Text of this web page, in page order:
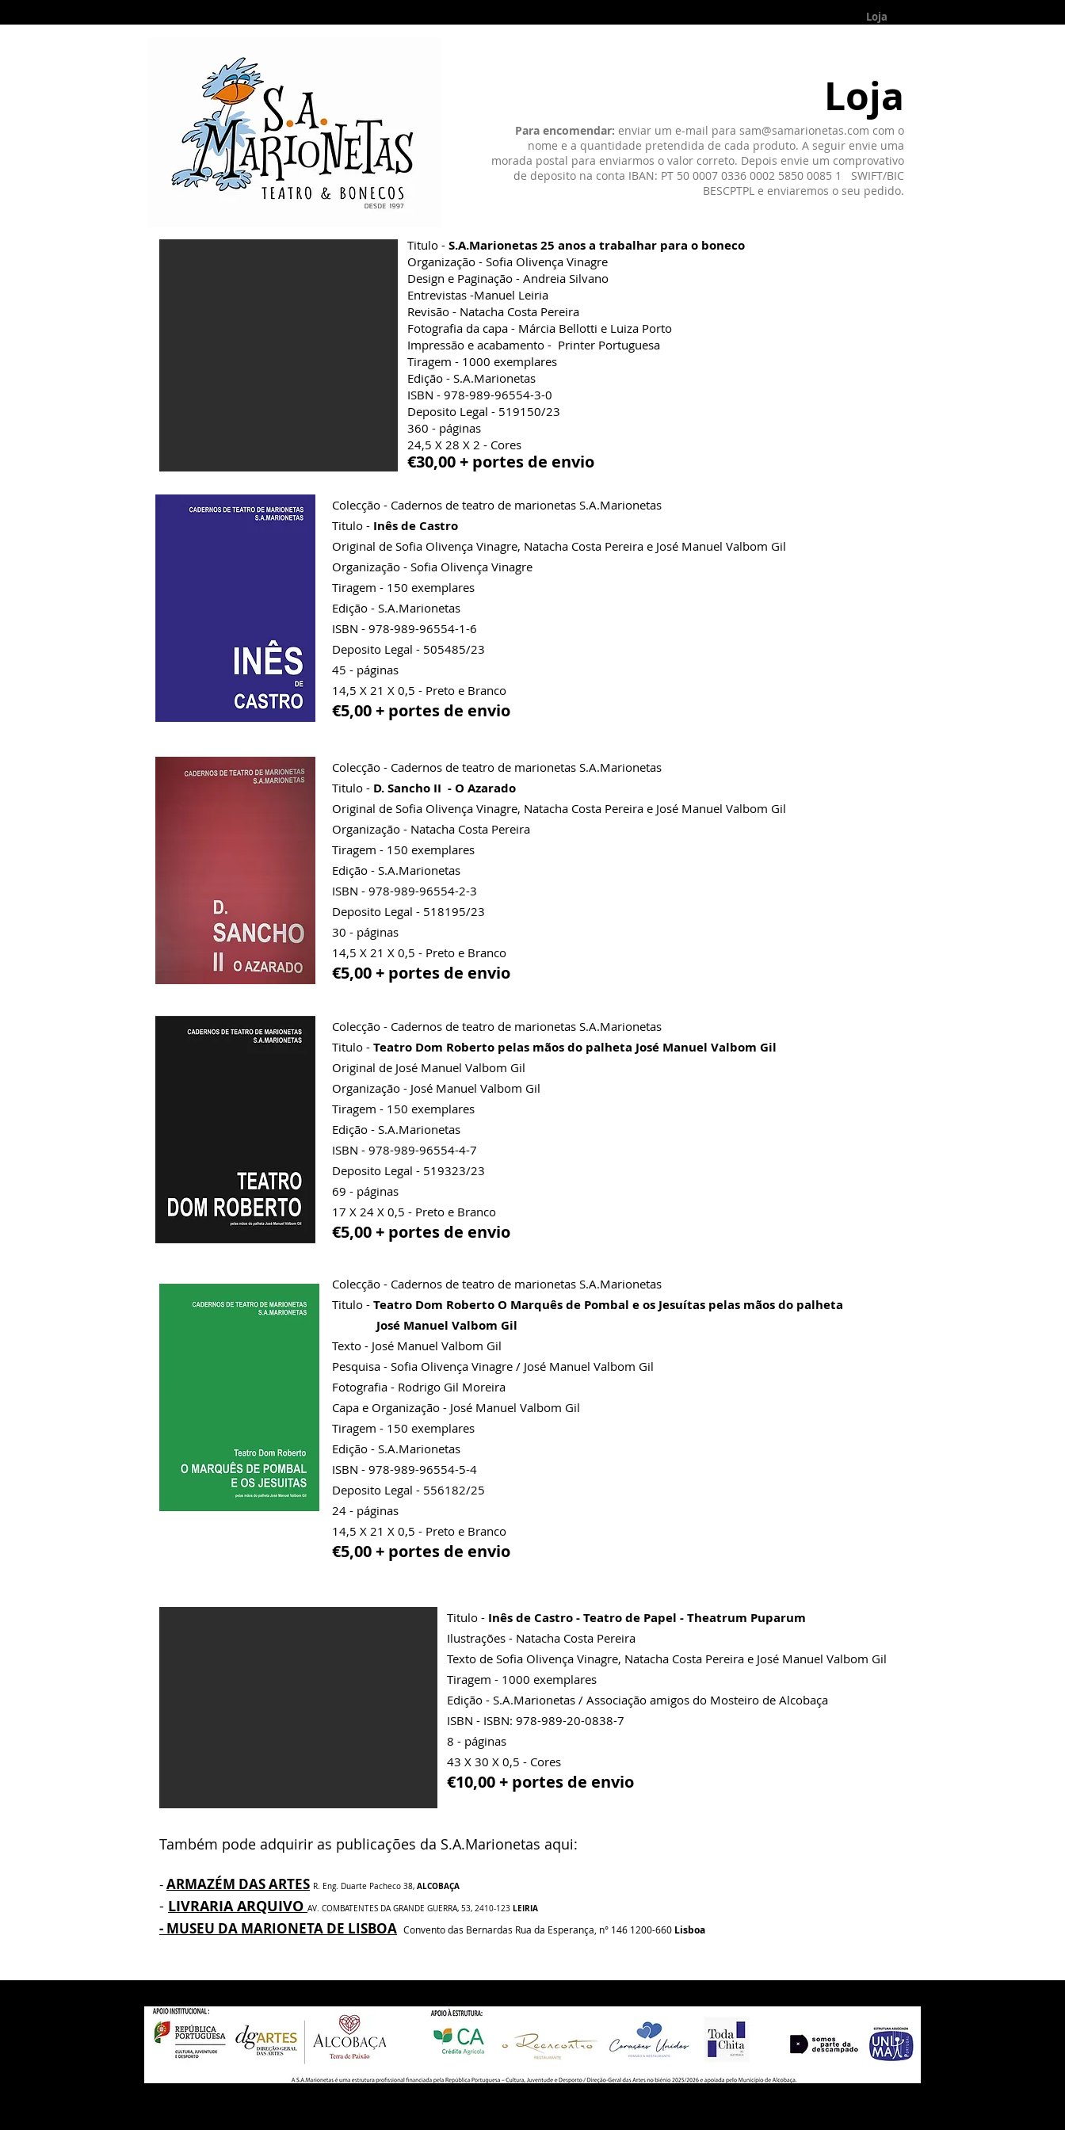
Loja
Loja
Para encomendar: enviar um e-mail para sam@samarionetas.com com o
nome e a quantidade pretendida de cada produto. A seguir envie uma
morada postal para enviarmos o valor correto. Depois envie um comprovativo
de deposito na conta IBAN: PT 50 0007 0336 0002 5850 0085 1 SWIFT/BIC
BESCPTPL e enviaremos o seu pedido.
Titulo - S.A.Marionetas 25 anos a trabalhar para o boneco
Organização - Sofia Olivença Vinagre
Design e Paginação - Andreia Silvano
Entrevistas -Manuel Leiria
Revisão - Natacha Costa Pereira
Fotografia da capa - Márcia Bellotti e Luiza Porto
Impressão e acabamento - Printer Portuguesa
Tiragem - 1000 exemplares
Edição - S.A.Marionetas
ISBN - 978-989-96554-3-0
Deposito Legal - 519150/23
360 - páginas
24,5 X 28 X 2 - Cores
€30,00 + portes de envio
Colecção - Cadernos de teatro de marionetas S.A.Marionetas
Titulo - Inês de Castro
Original de Sofia Olivença Vinagre, Natacha Costa Pereira e José Manuel Valbom Gil
Organização - Sofia Olivença Vinagre
Tiragem - 150 exemplares
Edição - S.A.Marionetas
ISBN - 978-989-96554-1-6
Deposito Legal - 505485/23
45 - páginas
14,5 X 21 X 0,5 - Preto e Branco
€5,00 + portes de envio
Colecção - Cadernos de teatro de marionetas S.A.Marionetas
Titulo - D. Sancho II - O Azarado
Original de Sofia Olivença Vinagre, Natacha Costa Pereira e José Manuel Valbom Gil
Organização - Natacha Costa Pereira
Tiragem - 150 exemplares
Edição - S.A.Marionetas
ISBN - 978-989-96554-2-3
Deposito Legal - 518195/23
30 - páginas
14,5 X 21 X 0,5 - Preto e Branco
€5,00 + portes de envio
Colecção - Cadernos de teatro de marionetas S.A.Marionetas
Titulo - Teatro Dom Roberto pelas mãos do palheta José Manuel Valbom Gil
Original de José Manuel Valbom Gil
Organização - José Manuel Valbom Gil
Tiragem - 150 exemplares
Edição - S.A.Marionetas
ISBN - 978-989-96554-4-7
Deposito Legal - 519323/23
69 - páginas
17 X 24 X 0,5 - Preto e Branco
€5,00 + portes de envio
Colecção - Cadernos de teatro de marionetas S.A.Marionetas
Titulo - Teatro Dom Roberto O Marquês de Pombal e os Jesuítas pelas mãos do palheta
José Manuel Valbom Gil
Texto - José Manuel Valbom Gil
Pesquisa - Sofia Olivença Vinagre / José Manuel Valbom Gil
Fotografia - Rodrigo Gil Moreira
Capa e Organização - José Manuel Valbom Gil
Tiragem - 150 exemplares
Edição - S.A.Marionetas
ISBN - 978-989-96554-5-4
Deposito Legal - 556182/25
24 - páginas
14,5 X 21 X 0,5 - Preto e Branco
€5,00 + portes de envio
Titulo - Inês de Castro - Teatro de Papel - Theatrum Puparum
Ilustrações - Natacha Costa Pereira
Texto de Sofia Olivença Vinagre, Natacha Costa Pereira e José Manuel Valbom Gil
Tiragem - 1000 exemplares
Edição - S.A.Marionetas / Associação amigos do Mosteiro de Alcobaça
ISBN - ISBN: 978-989-20-0838-7
8 - páginas
43 X 30 X 0,5 - Cores
€10,00 + portes de envio
Também pode adquirir as publicações da S.A.Marionetas aqui:
-ARMAZÉM DAS ARTES R. Eng. Duarte Pacheco 38, ALCOBAÇA
- LIVRARIA ARQUIVO AV. COMBATENTES DA GRANDE GUERRA, 53, 2410-123 LEIRIA
- MUSEU DA MARIONETA DE LISBOA Convento das Bernardas Rua da Esperança, n° 146 1200-660 Lisboa